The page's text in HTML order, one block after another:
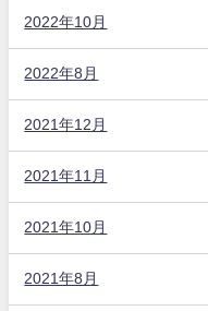
2022年10月
2022年8月
2021年12月
2021年11月
2021年10月
2021年8月